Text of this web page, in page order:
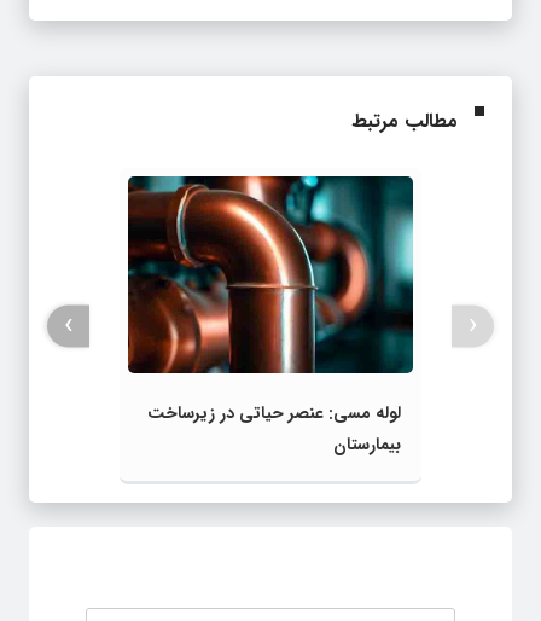
مطالب مرتبط
لوله مسی: عنصر حیاتی در زیرساخت
بیمارستان
‹
›